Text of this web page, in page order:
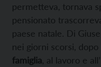
permetteva, tornava
pensionato
paese natale. Di
nei giorni scorsi,
famiglia , al lavoro e